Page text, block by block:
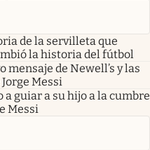
de la servilleta que
la historia del fútbol
mensaje de Newell’s y las
Messi
guiar a su hijo a la cumbre
Messi